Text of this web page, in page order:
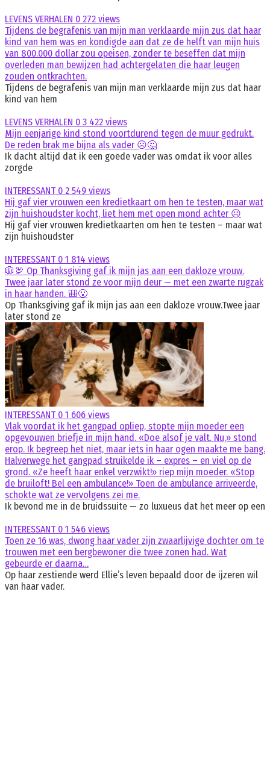
LEVENS VERHALEN 0 272 views
Tijdens de begrafenis van mijn man verklaarde mijn zus dat haar
kind van hem was en kondigde aan dat ze de helft van mijn huis
van 800.000 dollar zou opeisen, zonder te beseffen dat mijn
overleden man bewijzen had achtergelaten die haar leugen
zouden ontkrachten.
Tijdens de begrafenis van mijn man verklaarde mijn zus dat haar
kind van hem
LEVENS VERHALEN 0 3 422 views
Mijn eenjarige kind stond voortdurend tegen de muur gedrukt.
De reden brak me bijna als vader ☹️🤔
Ik dacht altijd dat ik een goede vader was omdat ik voor alles
zorgde
INTERESSANT0 2 549 views
Hij gaf vier vrouwen een kredietkaart om hen te testen, maar wat
zijn huishoudster kocht, liet hem met open mond achter ☹️
Hij gaf vier vrouwen kredietkaarten om hen te testen – maar wat
zijn huishoudster
INTERESSANT0 1 814 views
🧥🦃 Op Thanksgiving gaf ik mijn jas aan een dakloze vrouw.
Twee jaar later stond ze voor mijn deur — met een zwarte rugzak
in haar handen. 🎒😮
Op Thanksgiving gaf ik mijn jas aan een dakloze vrouw.Twee jaar
later stond ze
INTERESSANT0 1 606 views
Vlak voordat ik het gangpad opliep, stopte mijn moeder een
opgevouwen briefje in mijn hand. «Doe alsof je valt. Nu,» stond
erop. Ik begreep het niet, maar iets in haar ogen maakte me bang.
Halverwege het gangpad struikelde ik – expres – en viel op de
grond. «Ze heeft haar enkel verzwikt!» riep mijn moeder. «Stop
de bruiloft! Bel een ambulance!» Toen de ambulance arriveerde,
schokte wat ze vervolgens zei me.
Ik bevond me in de bruidssuite — zo luxueus dat het meer op een
INTERESSANT0 1 546 views
Toen ze 16 was, dwong haar vader zijn zwaarlijvige dochter om te
trouwen met een bergbewoner die twee zonen had. Wat
gebeurde er daarna…
Op haar zestiende werd Ellie’s leven bepaald door de ijzeren wil
van haar vader.